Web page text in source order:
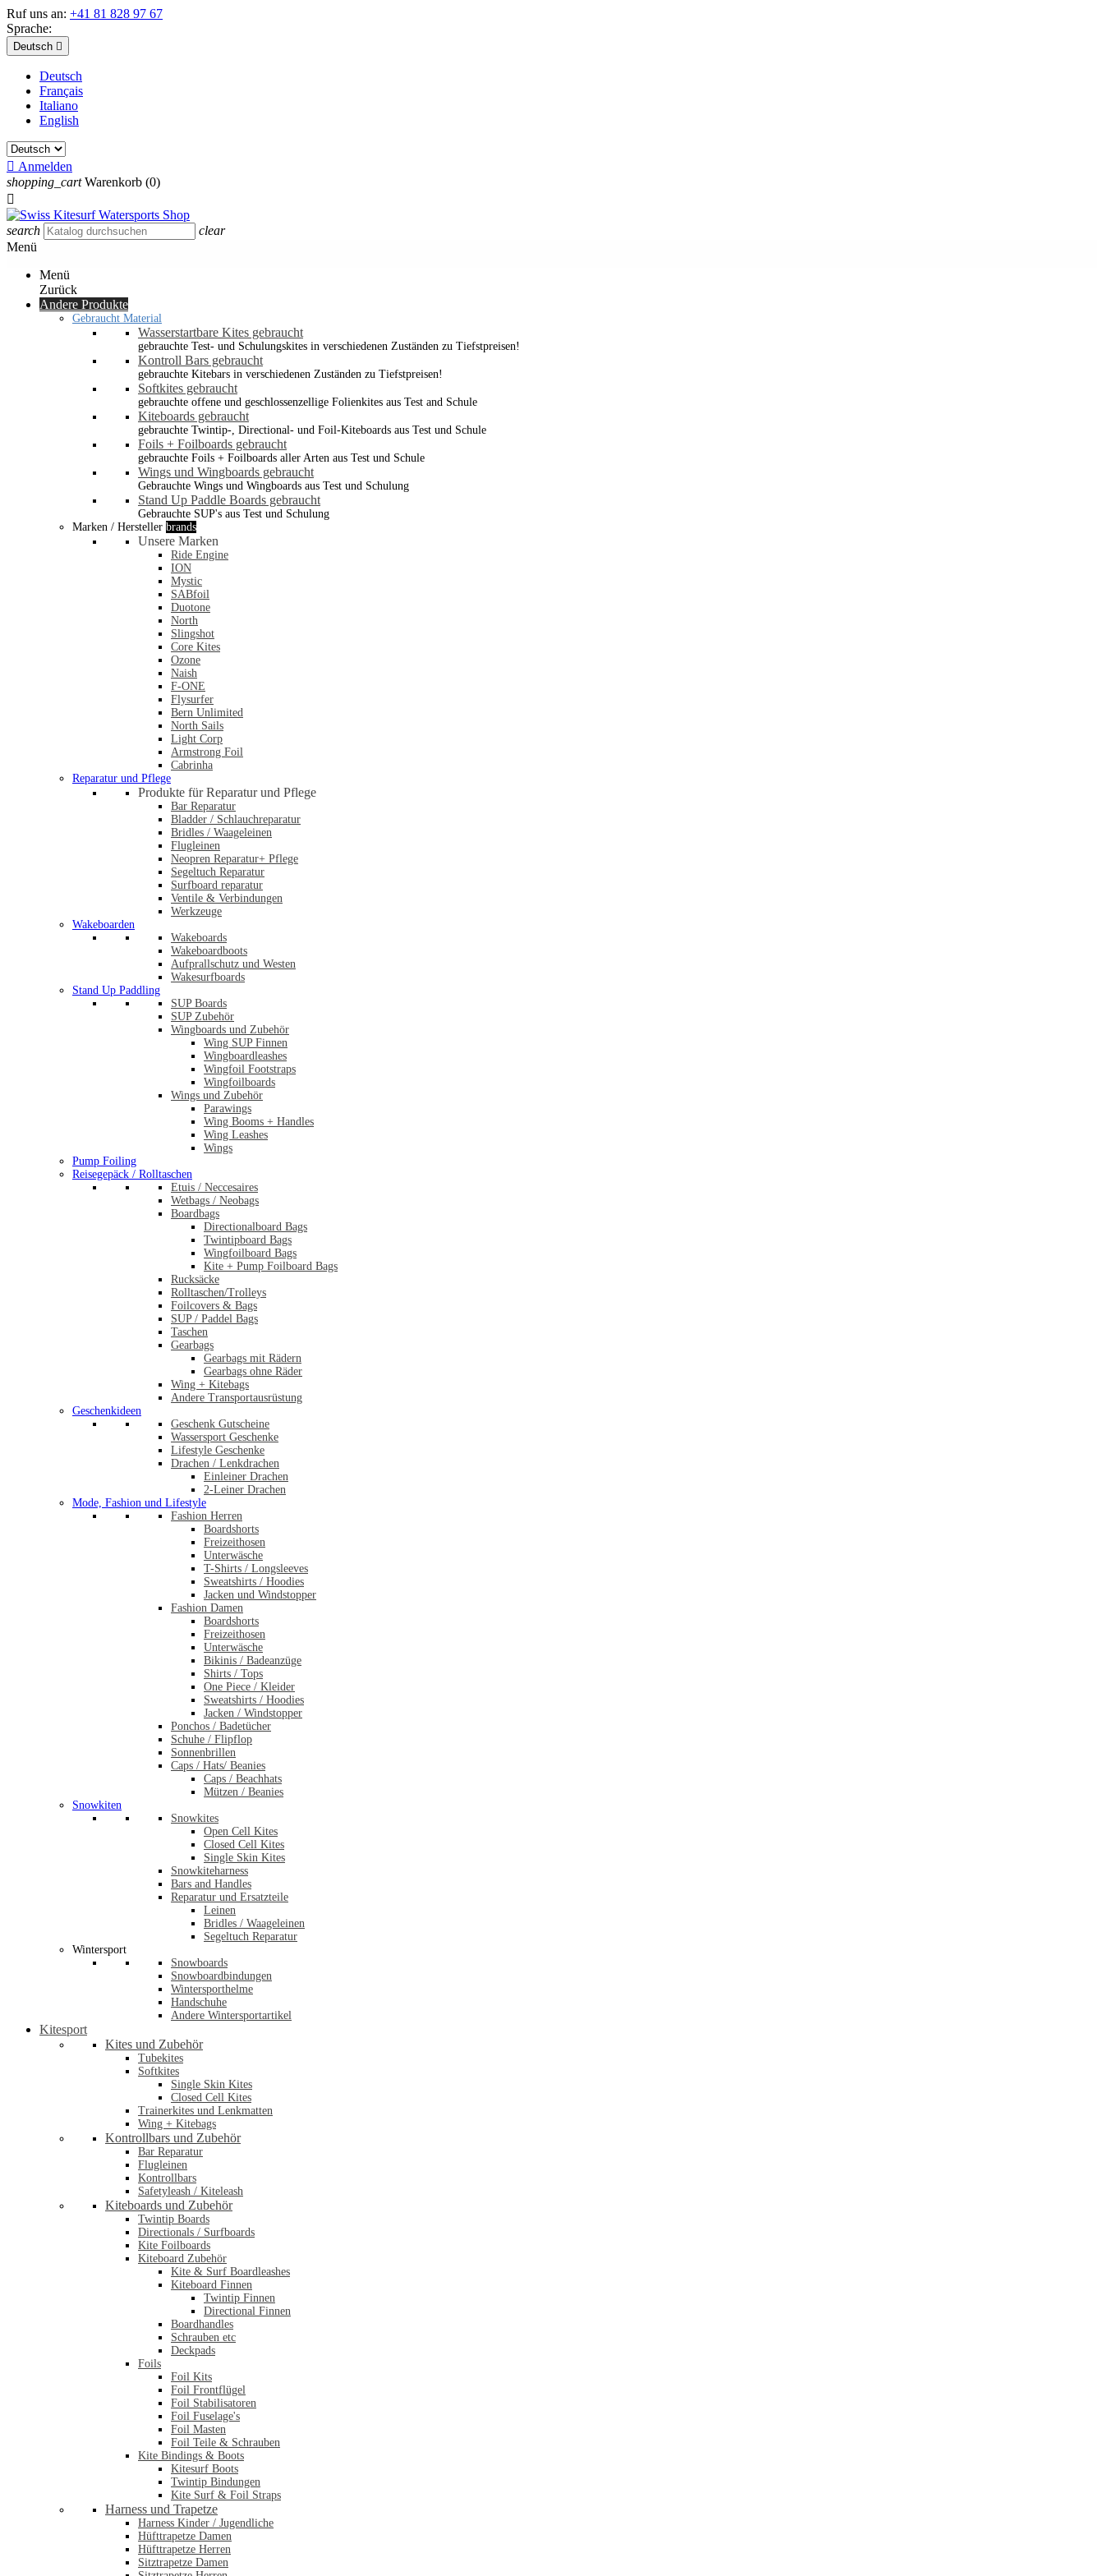
Ruf uns an: +41 81 828 97 67
Sprache:
Deutsch 
Deutsch
Français
Italiano
English
 Anmelden
shopping_cart Warenkorb (0)

search
clear
Menü
Menü
Zurück
Andere Produkte
Gebraucht Material
Wasserstartbare Kites gebraucht
gebrauchte Test- und Schulungskites in verschiedenen Zuständen zu Tiefstpreisen!
Kontroll Bars gebraucht
gebrauchte Kitebars in verschiedenen Zuständen zu Tiefstpreisen!
Softkites gebraucht
gebrauchte offene und geschlossenzellige Folienkites aus Test and Schule
Kiteboards gebraucht
gebrauchte Twintip-, Directional- und Foil-Kiteboards aus Test und Schule
Foils + Foilboards gebraucht
gebrauchte Foils + Foilboards aller Arten aus Test und Schule
Wings und Wingboards gebraucht
Gebrauchte Wings und Wingboards aus Test und Schulung
Stand Up Paddle Boards gebraucht
Gebrauchte SUP's aus Test und Schulung
Marken / Hersteller brands
Unsere Marken
Ride Engine
ION
Mystic
SABfoil
Duotone
North
Slingshot
Core Kites
Ozone
Naish
F-ONE
Flysurfer
Bern Unlimited
North Sails
Light Corp
Armstrong Foil
Cabrinha
Reparatur und Pflege
Produkte für Reparatur und Pflege
Bar Reparatur
Bladder / Schlauchreparatur
Bridles / Waageleinen
Flugleinen
Neopren Reparatur+ Pflege
Segeltuch Reparatur
Surfboard reparatur
Ventile & Verbindungen
Werkzeuge
Wakeboarden
Wakeboards
Wakeboardboots
Aufprallschutz und Westen
Wakesurfboards
Stand Up Paddling
SUP Boards
SUP Zubehör
Wingboards und Zubehör
Wing SUP Finnen
Wingboardleashes
Wingfoil Footstraps
Wingfoilboards
Wings und Zubehör
Parawings
Wing Booms + Handles
Wing Leashes
Wings
Pump Foiling
Reisegepäck / Rolltaschen
Etuis / Neccesaires
Wetbags / Neobags
Boardbags
Directionalboard Bags
Twintipboard Bags
Wingfoilboard Bags
Kite + Pump Foilboard Bags
Rucksäcke
Rolltaschen/Trolleys
Foilcovers & Bags
SUP / Paddel Bags
Taschen
Gearbags
Gearbags mit Rädern
Gearbags ohne Räder
Wing + Kitebags
Andere Transportausrüstung
Geschenkideen
Geschenk Gutscheine
Wassersport Geschenke
Lifestyle Geschenke
Drachen / Lenkdrachen
Einleiner Drachen
2-Leiner Drachen
Mode, Fashion und Lifestyle
Fashion Herren
Boardshorts
Freizeithosen
Unterwäsche
T-Shirts / Longsleeves
Sweatshirts / Hoodies
Jacken und Windstopper
Fashion Damen
Boardshorts
Freizeithosen
Unterwäsche
Bikinis / Badeanzüge
Shirts / Tops
One Piece / Kleider
Sweatshirts / Hoodies
Jacken / Windstopper
Ponchos / Badetücher
Schuhe / Flipflop
Sonnenbrillen
Caps / Hats/ Beanies
Caps / Beachhats
Mützen / Beanies
Snowkiten
Snowkites
Open Cell Kites
Closed Cell Kites
Single Skin Kites
Snowkiteharness
Bars and Handles
Reparatur und Ersatzteile
Leinen
Bridles / Waageleinen
Segeltuch Reparatur
Wintersport
Snowboards
Snowboardbindungen
Wintersporthelme
Handschuhe
Andere Wintersportartikel
Kitesport
Kites und Zubehör
Tubekites
Softkites
Single Skin Kites
Closed Cell Kites
Trainerkites und Lenkmatten
Wing + Kitebags
Kontrollbars und Zubehör
Bar Reparatur
Flugleinen
Kontrollbars
Safetyleash / Kiteleash
Kiteboards und Zubehör
Twintip Boards
Directionals / Surfboards
Kite Foilboards
Kiteboard Zubehör
Kite & Surf Boardleashes
Kiteboard Finnen
Twintip Finnen
Directional Finnen
Boardhandles
Schrauben etc
Deckpads
Foils
Foil Kits
Foil Frontflügel
Foil Stabilisatoren
Foil Fuselage's
Foil Masten
Foil Teile & Schrauben
Kite Bindings & Boots
Kitesurf Boots
Twintip Bindungen
Kite Surf & Foil Straps
Harness und Trapetze
Harness Kinder / Jugendliche
Hüfttrapetze Damen
Hüfttrapetze Herren
Sitztrapetze Damen